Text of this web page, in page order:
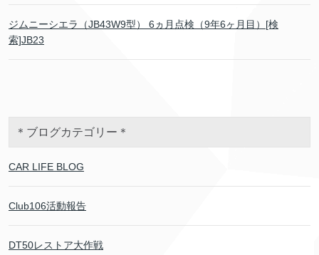
ジムニーシエラ（JB43W9型） 6ヵ月点検（9年6ヶ月目）[検
索]JB23
＊ブログカテゴリー＊
CAR LIFE BLOG
Club106活動報告
DT50レストア大作戦